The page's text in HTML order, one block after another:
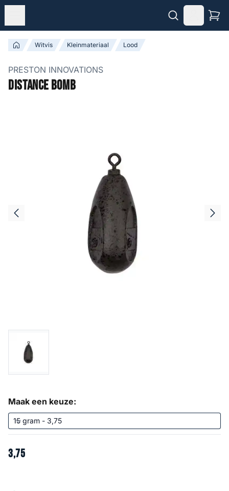
Witvis Kleinmateriaal Lood
PRESTON INNOVATIONS
Distance Bomb
Maak een keuze:
3,75